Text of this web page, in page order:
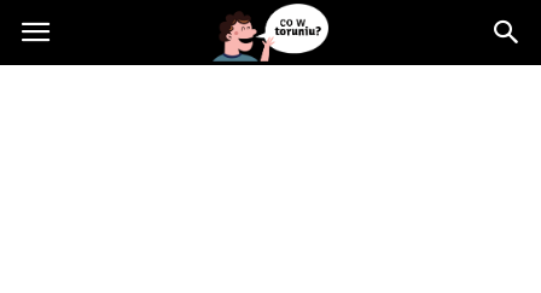
Cowtoruniu.pl